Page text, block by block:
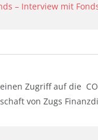
– Interview mit
Zugriff auf die
von Zugs